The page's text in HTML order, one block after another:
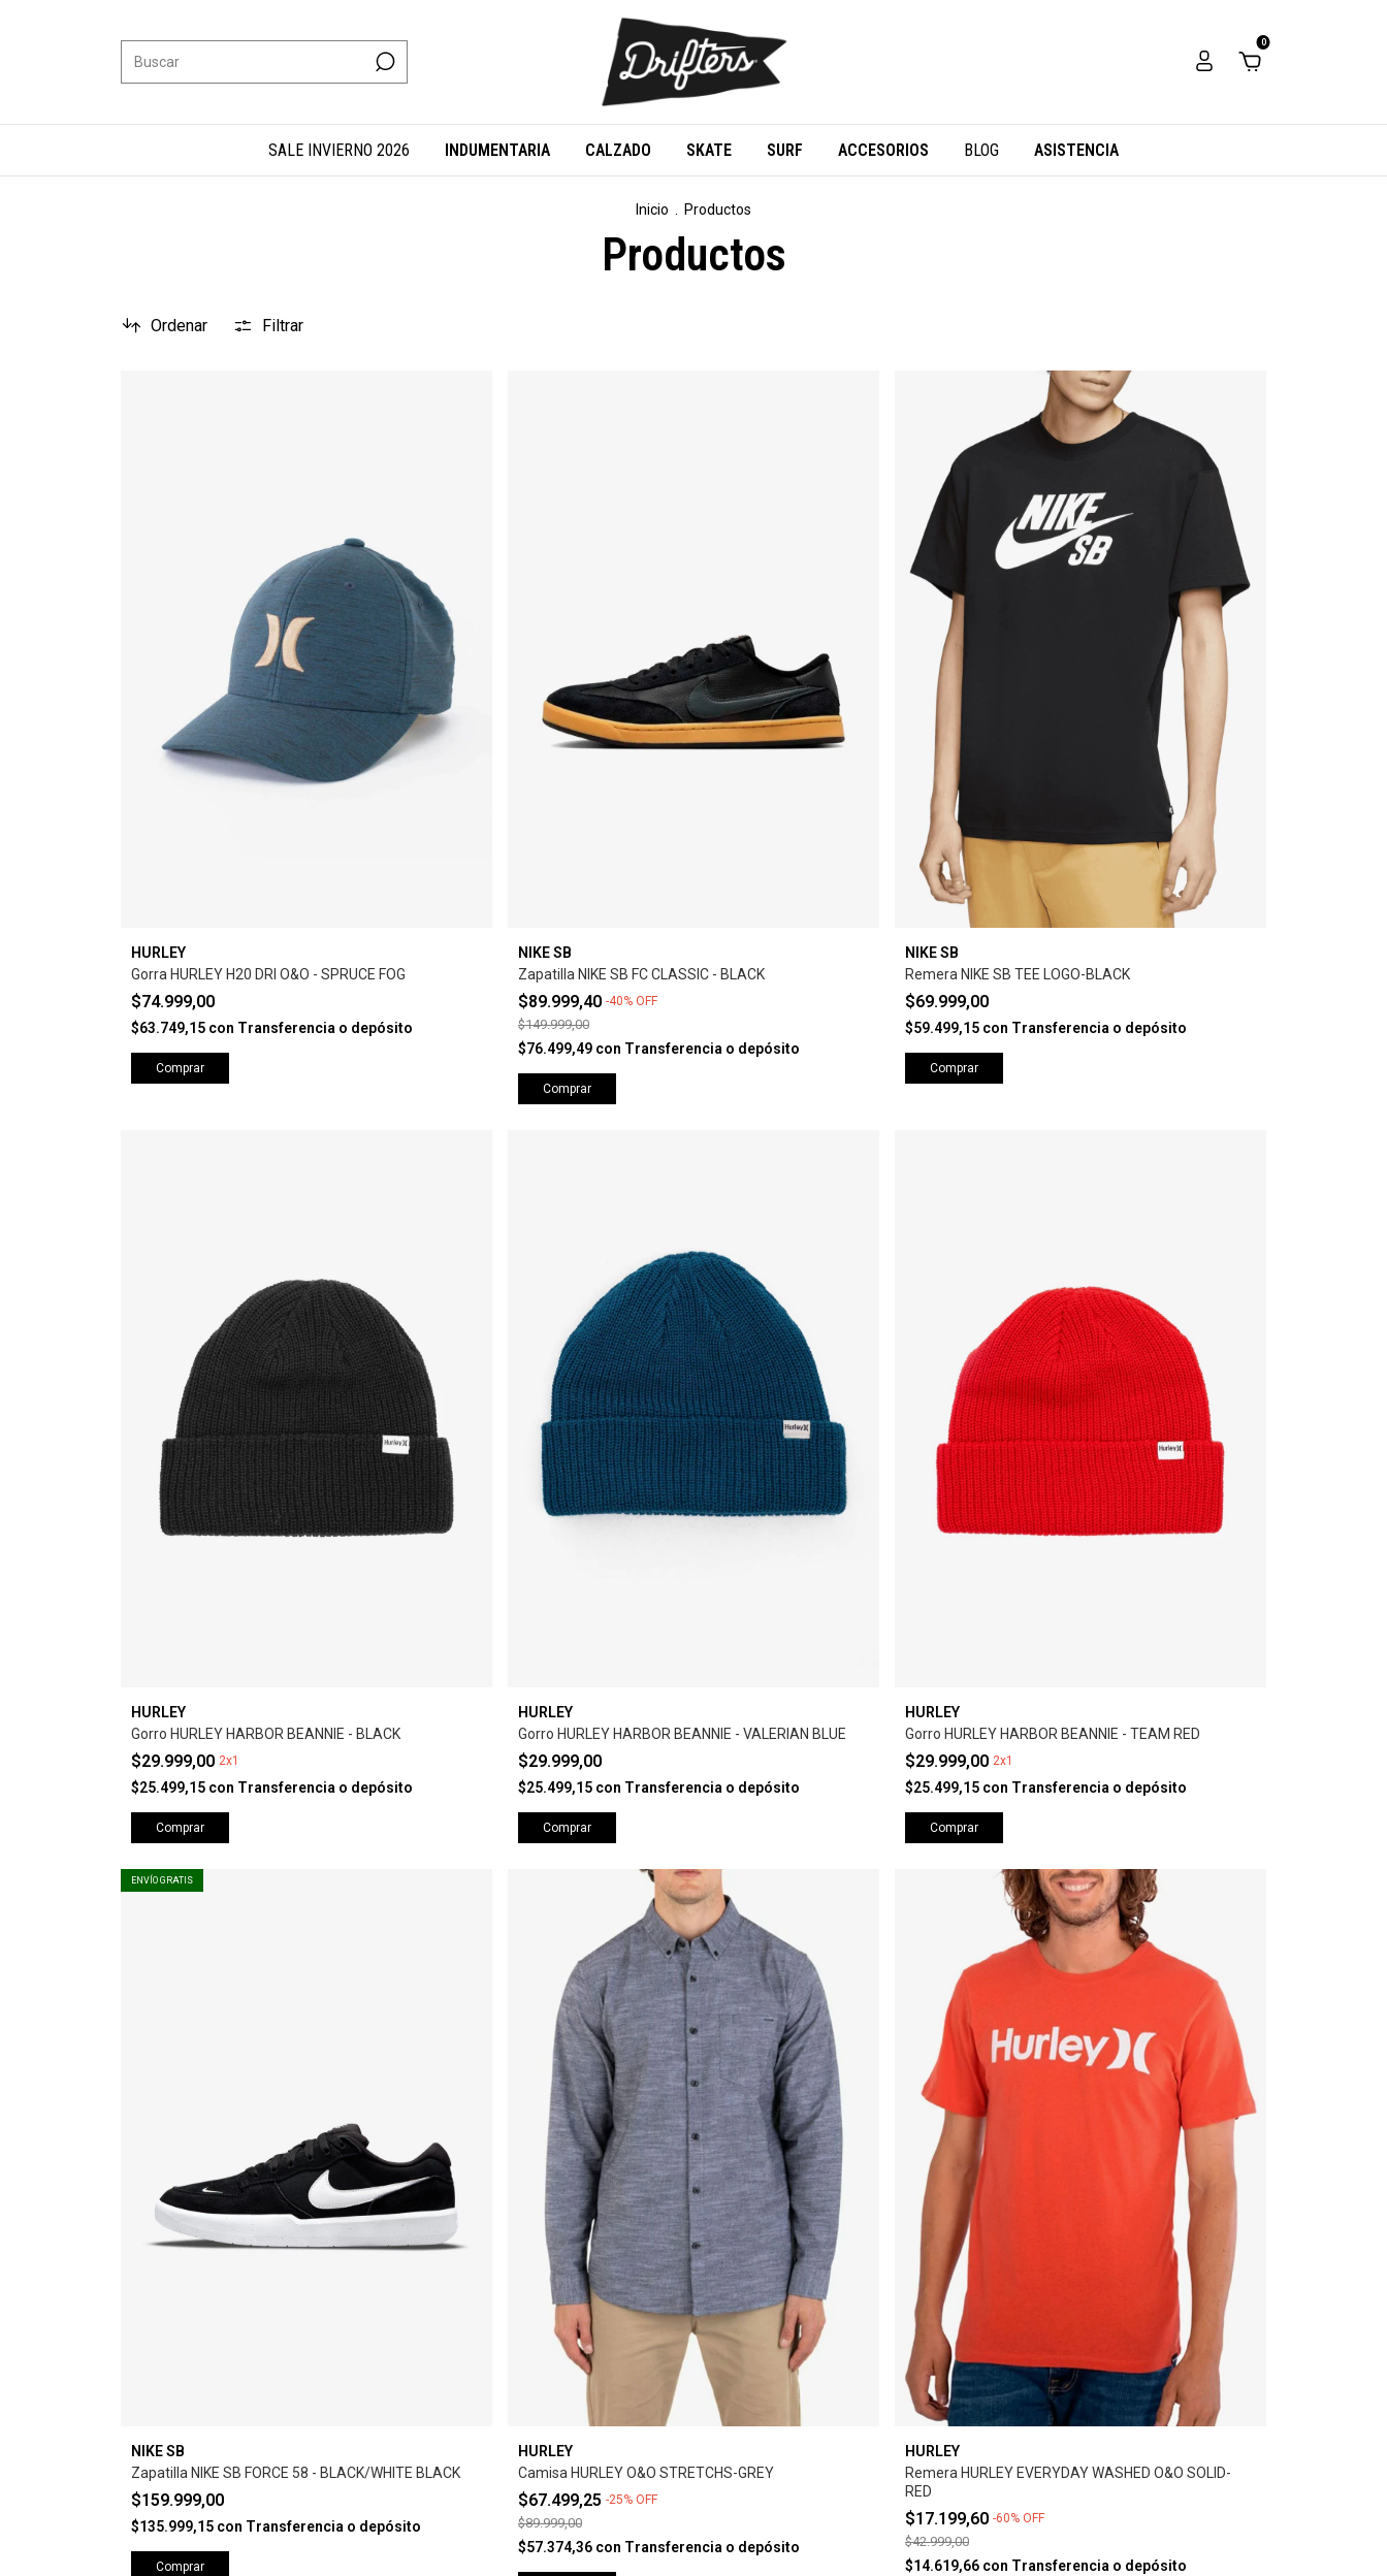
0
SALE INVIERNO 2026 INDUMENTARIA CALZADO SKATE SURF ACCESORIOS BLOG ASISTENCIA
Inicio Productos
Productos
Ordenar Filtrar
HURLEY
Gorra HURLEY H20 DRI O&O - SPRUCE FOG
$74.999,00
$63.749,15 con Transferencia o depósito
Comprar
NIKE SB
Zapatilla NIKE SB FC CLASSIC - BLACK
$89.999,40 -40% OFF
$149.999,00
$76.499,49 con Transferencia o depósito
Comprar
NIKE SB
Remera NIKE SB TEE LOGO-BLACK
$69.999,00
$59.499,15 con Transferencia o depósito
Comprar
HURLEY
Gorro HURLEY HARBOR BEANNIE - BLACK
$29.999,00 2x1
$25.499,15 con Transferencia o depósito
Comprar
HURLEY
Gorro HURLEY HARBOR BEANNIE - VALERIAN BLUE
$29.999,00
$25.499,15 con Transferencia o depósito
Comprar
HURLEY
Gorro HURLEY HARBOR BEANNIE - TEAM RED
$29.999,00 2x1
$25.499,15 con Transferencia o depósito
Comprar
ENVÍO GRATIS
NIKE SB
Zapatilla NIKE SB FORCE 58 - BLACK/WHITE BLACK
$159.999,00
$135.999,15 con Transferencia o depósito
Comprar
HURLEY
Camisa HURLEY O&O STRETCHS-GREY
$67.499,25 -25% OFF
$89.999,00
$57.374,36 con Transferencia o depósito
HURLEY
Remera HURLEY EVERYDAY WASHED O&O SOLID-
RED
$17.199,60 -60% OFF
$42.999,00
$14.619,66 con Transferencia o depósito